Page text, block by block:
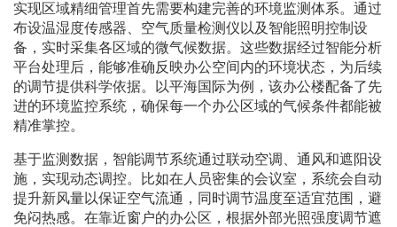
实现区域精细管理首先需要构建完善的环境监测体系。通过
布设温湿度传感器、空气质量检测仪以及智能照明控制设
备，实时采集各区域的微气候数据。这些数据经过智能分析
平台处理后，能够准确反映办公空间内的环境状态，为后续
的调节提供科学依据。以平海国际为例，该办公楼配备了先
进的环境监控系统，确保每一个办公区域的气候条件都能被
精准掌控。
基于监测数据，智能调节系统通过联动空调、通风和遮阳设
施，实现动态调控。比如在人员密集的会议室，系统会自动
提升新风量以保证空气流通，同时调节温度至适宜范围，避
免闷热感。在靠近窗户的办公区，根据外部光照强度调节遮